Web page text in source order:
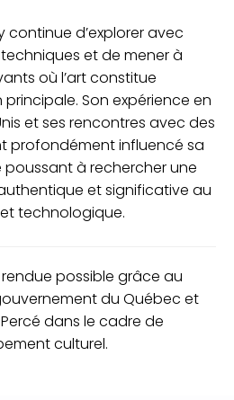
continue d’explorer avec
et de mener à
où l’art constitue
Son expérience en
et ses rencontres avec des
profondément influencé sa
à rechercher une
et significative au
technologique.
possible grâce au
du Québec et
dans le cadre de
culturel.